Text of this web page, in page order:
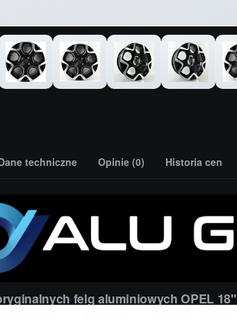
techniczne Opinie (0) Historia cen
felg aluminiowych OPEL 18"